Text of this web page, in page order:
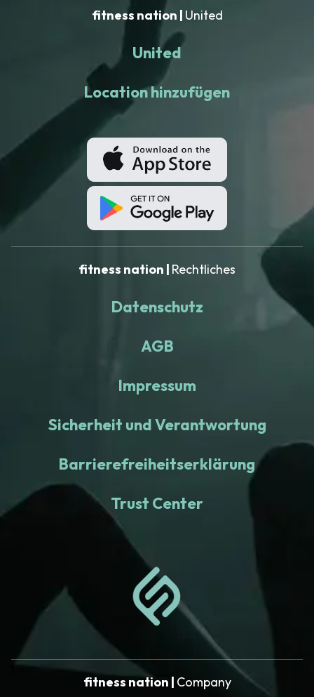
fitness nation | United
United
Location hinzufügen
fitness nation | Rechtliches
Datenschutz
AGB
Impressum
Sicherheit und Verantwortung
Barrierefreiheitserklärung
Trust Center
fitness nation | Company